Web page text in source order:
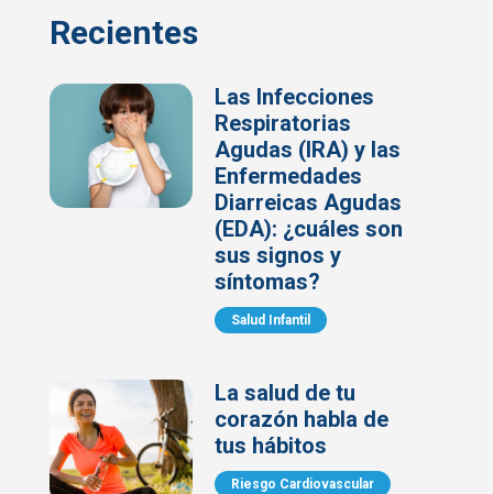
Recientes
Las Infecciones
Respiratorias
Agudas (IRA) y las
Enfermedades
Diarreicas Agudas
(EDA): ¿cuáles son
sus signos y
síntomas?
Salud Infantil
La salud de tu
corazón habla de
tus hábitos
Riesgo Cardiovascular